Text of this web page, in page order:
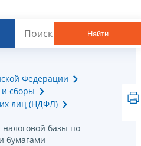
Найти
Федерации
сборы
лиц (НДФЛ)
базы по
бумагами